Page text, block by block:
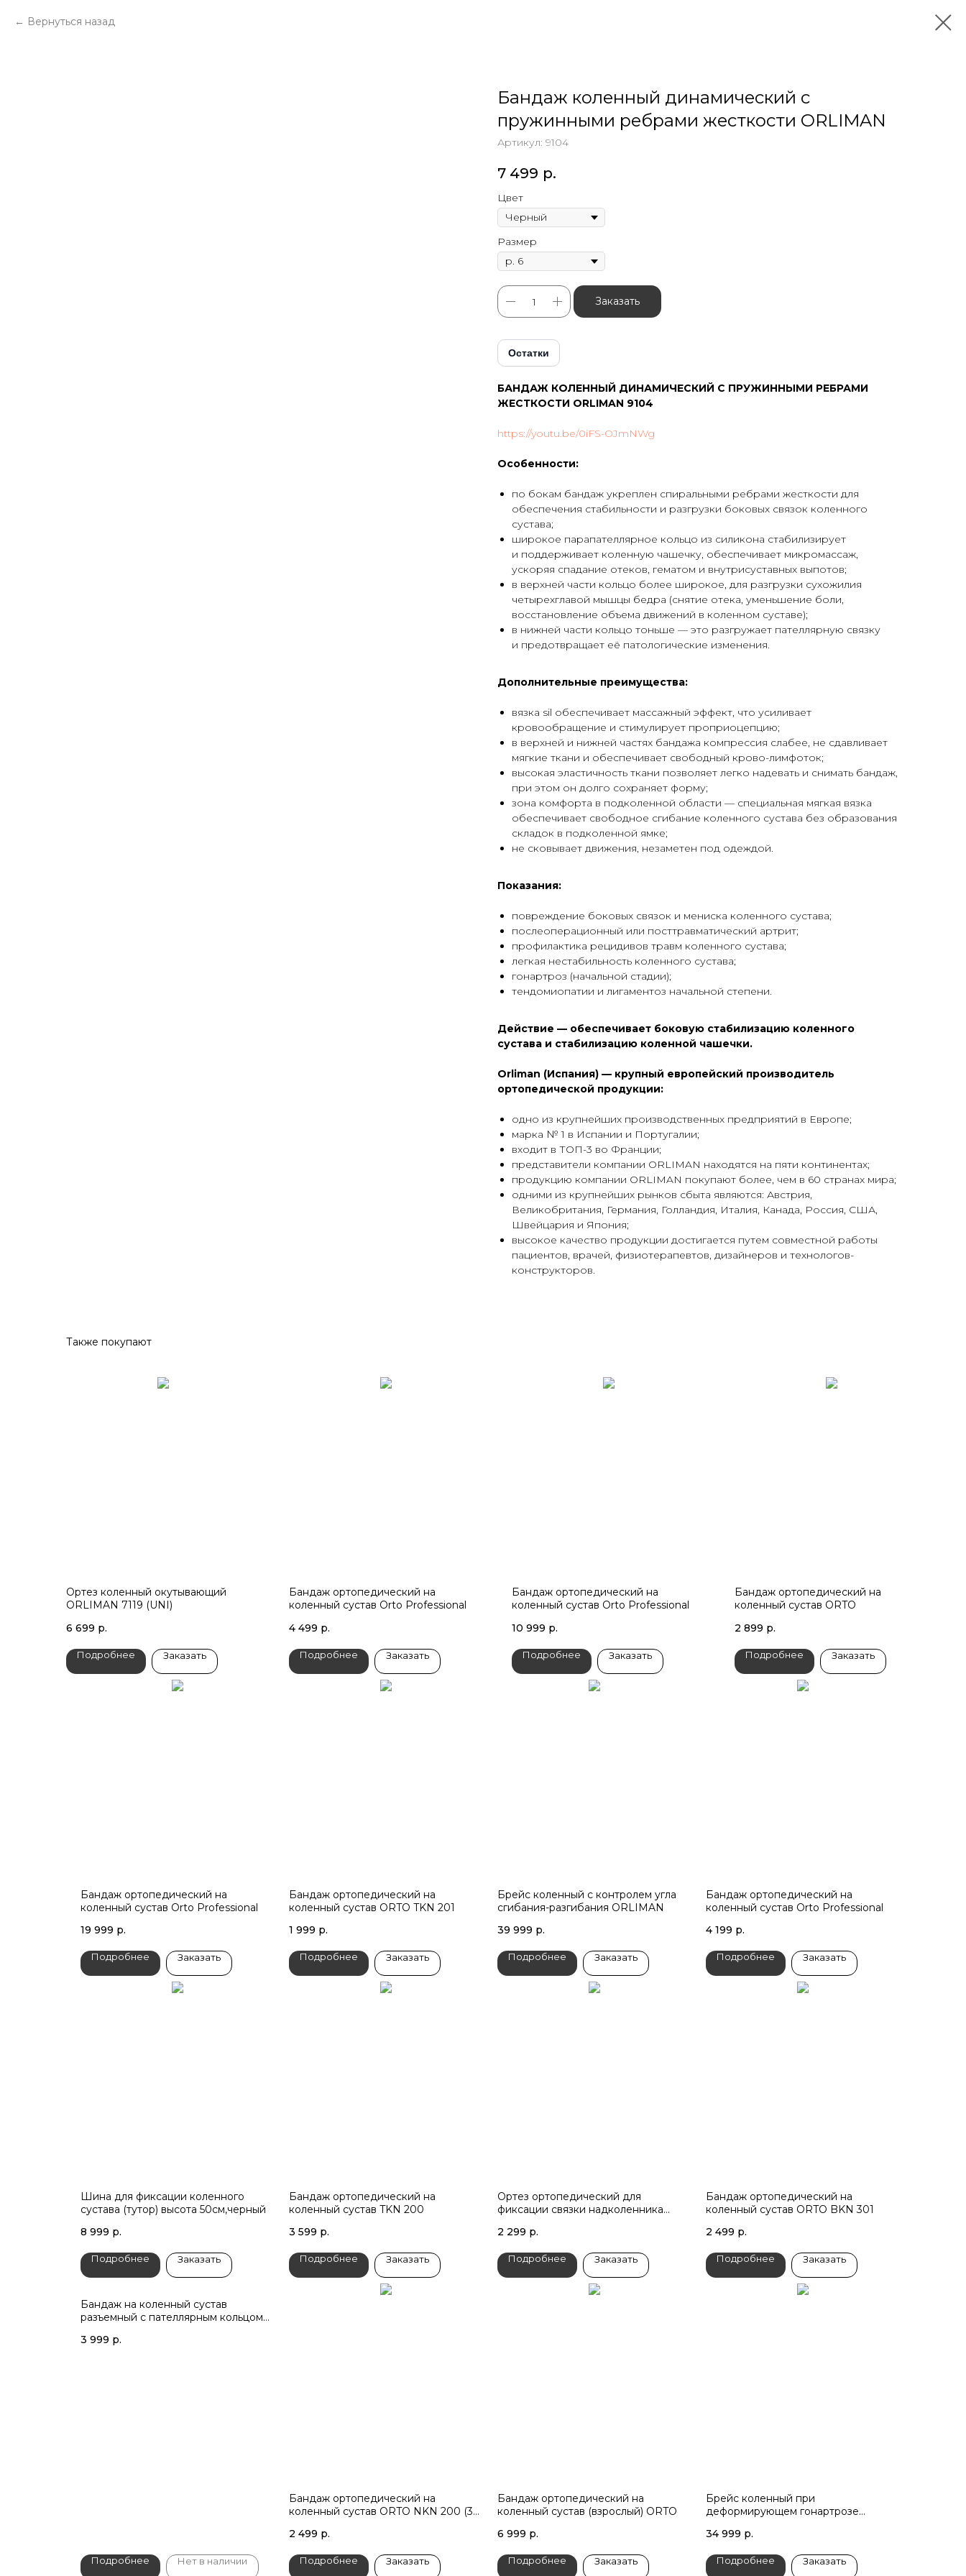
Вернуться назад
Бандаж коленный динамический с
пружинными ребрами жесткости ORLIMAN
Артикул: 9104
7 499 р.
Цвет
Размер
Заказать
Остатки
БАНДАЖ КОЛЕННЫЙ ДИНАМИЧЕСКИЙ С ПРУЖИННЫМИ РЕБРАМИ
ЖЕСТКОСТИ ORLIMAN 9104
https://youtu.be/0iFS-OJmNWg
Особенности:
по бокам бандаж укреплен спиральными ребрами жесткости для
обеспечения стабильности и разгрузки боковых связок коленного
сустава;
широкое парапателлярное кольцо из силикона стабилизирует
и поддерживает коленную чашечку, обеспечивает микромассаж,
ускоряя спадание отеков, гематом и внутрисуставных выпотов;
в верхней части кольцо более широкое, для разгрузки сухожилия
четырехглавой мышцы бедра (снятие отека, уменьшение боли,
восстановление объема движений в коленном суставе);
в нижней части кольцо тоньше — это разгружает пателлярную связку
и предотвращает её патологические изменения.
Дополнительные преимущества:
вязка sil обеспечивает массажный эффект, что усиливает
кровообращение и стимулирует проприоцепцию;
в верхней и нижней частях бандажа компрессия слабее, не сдавливает
мягкие ткани и обеспечивает свободный крово-лимфоток;
высокая эластичность ткани позволяет легко надевать и снимать бандаж,
при этом он долго сохраняет форму;
зона комфорта в подколенной области — специальная мягкая вязка
обеспечивает свободное сгибание коленного сустава без образования
складок в подколенной ямке;
не сковывает движения, незаметен под одеждой.
Показания:
повреждение боковых связок и мениска коленного сустава;
послеоперационный или посттравматический артрит;
профилактика рецидивов травм коленного сустава;
легкая нестабильность коленного сустава;
гонартроз (начальной стадии);
тендомиопатии и лигаментоз начальной степени.
Действие — обеспечивает боковую стабилизацию коленного
сустава и стабилизацию коленной чашечки.
Orliman (Испания) — крупный европейский производитель
ортопедической продукции:
одно из крупнейших производственных предприятий в Европе;
марка № 1 в Испании и Португалии;
входит в ТОП-3 во Франции;
представители компании ORLIMAN находятся на пяти континентах;
продукцию компании ORLIMAN покупают более, чем в 60 странах мира;
одними из крупнейших рынков сбыта являются: Австрия,
Великобритания, Германия, Голландия, Италия, Канада, Россия, США,
Швейцария и Япония;
высокое качество продукции достигается путем совместной работы
пациентов, врачей, физиотерапевтов, дизайнеров и технологов-
конструкторов.
Также покупают
Ортез коленный окутывающий
ORLIMAN 7119 (UNI)
6 699 р.
Подробнее Заказать
Бандаж ортопедический на
коленный сустав Orto Professional
4 499 р.
Подробнее Заказать
Бандаж ортопедический на
коленный сустав Orto Professional
10 999 р.
Подробнее Заказать
Бандаж ортопедический на
коленный сустав ORTO
2 899 р.
Подробнее Заказать
Бандаж ортопедический на
коленный сустав Orto Professional
19 999 р.
Подробнее Заказать
Бандаж ортопедический на
коленный сустав ORTO TKN 201
1 999 р.
Подробнее Заказать
Брейс коленный с контролем угла
сгибания-разгибания ORLIMAN
39 999 р.
Подробнее Заказать
Бандаж ортопедический на
коленный сустав Orto Professional
4 199 р.
Подробнее Заказать
Шина для фиксации коленного
сустава (тутор) высота 50см,черный
8 999 р.
Подробнее Заказать
Бандаж ортопедический на
коленный сустав TKN 200
3 599 р.
Подробнее Заказать
Ортез ортопедический для
фиксации связки надколенника
2 299 р.
Подробнее Заказать
Бандаж ортопедический на
коленный сустав ORTO BKN 301
2 499 р.
Подробнее Заказать
Бандаж на коленный сустав
разъемный с пателлярным кольцом
3 999 р.
Подробнее Нет в наличии
Бандаж ортопедический на
коленный сустав ORTO NKN 200 (31
2 499 р.
Подробнее Заказать
Бандаж ортопедический на
коленный сустав (взрослый) ORTO
6 999 р.
Подробнее Заказать
Брейс коленный при
деформирующем гонартрозе
34 999 р.
Подробнее Заказать